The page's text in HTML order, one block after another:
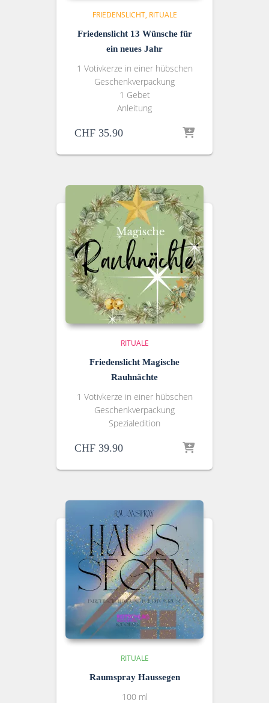
FRIEDENSLICHT RITUALE
Friedenslicht 13 Wünsche für
ein neues Jahr
1 Votivkerze in einer hübschen
Geschenkverpackung
1 Gebet
Anleitung
CHF 35.90
RITUALE
Friedenslicht Magische
Rauhnächte
1 Votivkerze in einer hübschen
Geschenkverpackung
Spezialedition
CHF 39.90
RITUALE
Raumspray Haussegen
100 ml